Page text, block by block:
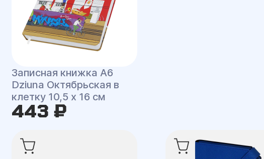
Записная книжка A6
Dziuna Октябрьская в
клетку 10,5 x 16 см
443 ₽